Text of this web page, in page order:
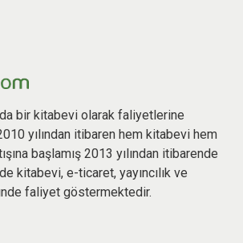
bir kitabevi olarak faliyetlerine
yılından itibaren hem kitabevi hem
başlamış 2013 yılından itibarende
kitabevi, e-ticaret, yayıncılık ve
faliyet göstermektedir.